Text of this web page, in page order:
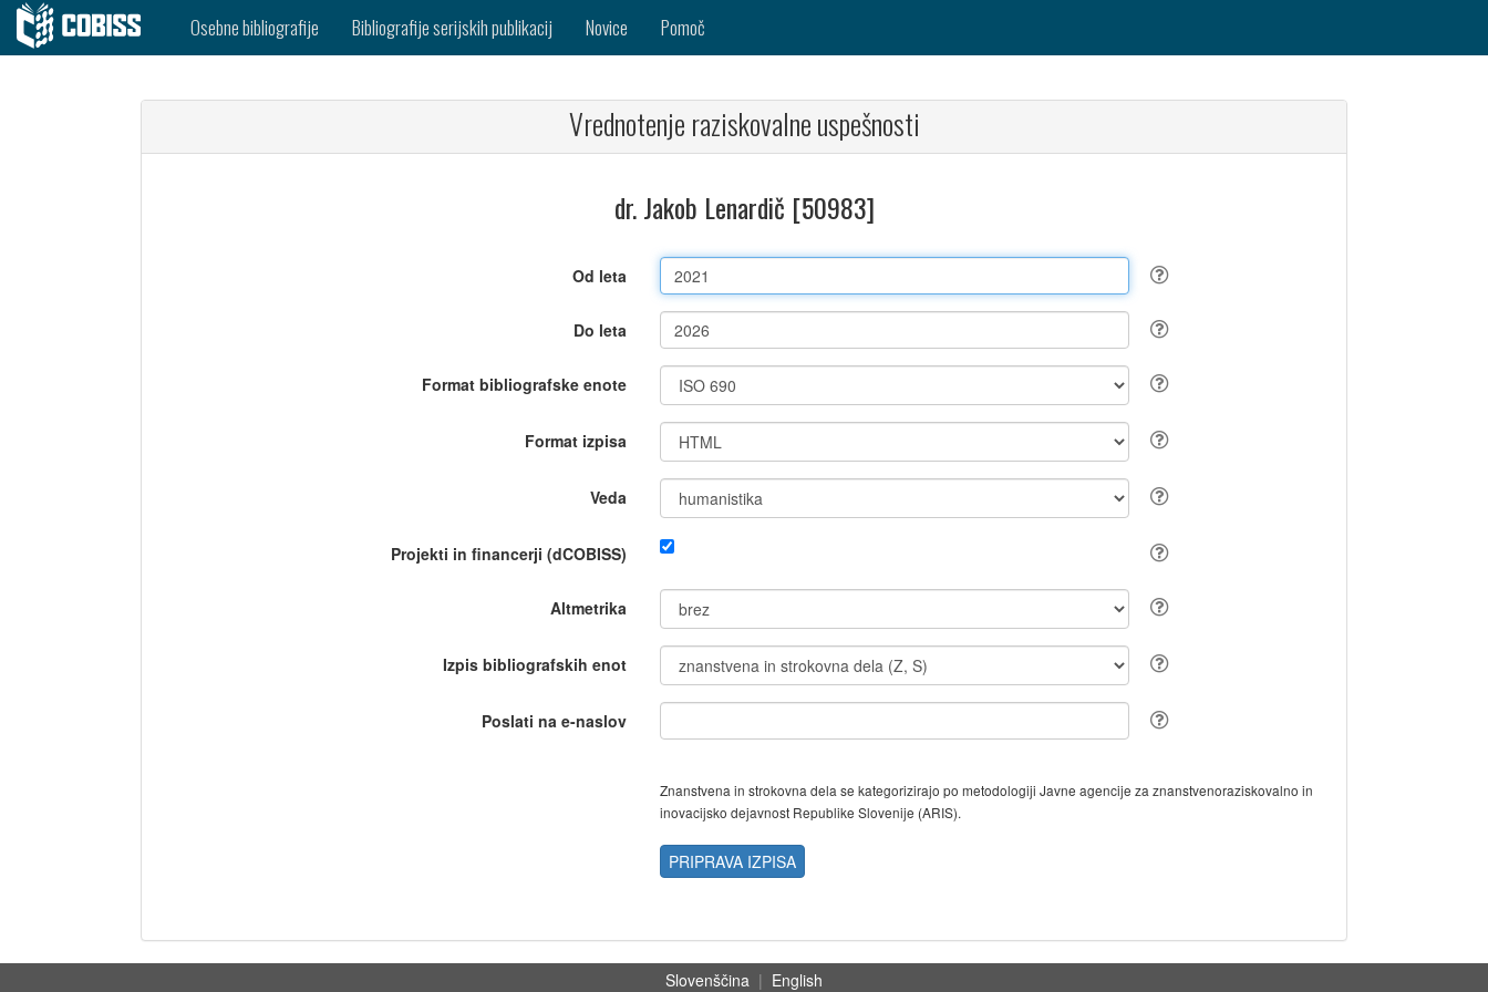
Osebne bibliografije Bibliografije serijskih publikacij Novice Pomoč
Vrednotenje raziskovalne uspešnosti
dr. Jakob Lenardič [50983]
Od leta
Do leta
Format bibliografske enote
Format izpisa
Veda
Projekti in financerji (dCOBISS)
Altmetrika
Izpis bibliografskih enot
Poslati na e-naslov
Znanstvena in strokovna dela se kategorizirajo po metodologiji Javne agencije za znanstvenoraziskovalno in
inovacijsko dejavnost Republike Slovenije (ARIS).
PRIPRAVA IZPISA
Slovenščina | English